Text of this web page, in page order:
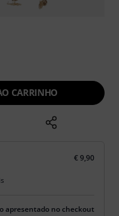
CARRINHO
€ 9,90
apresentado no checkout